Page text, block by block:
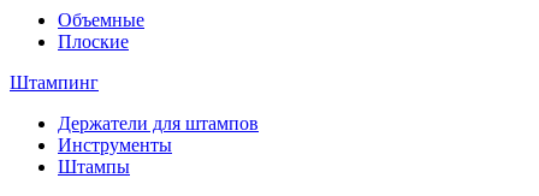
Объемные
Плоские
Штампинг
Держатели для штампов
Инструменты
Штампы